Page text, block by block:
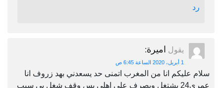
رد
يقول اميرة:
1 أبريل، 2020 الساعة 6:45 ص
سلام عليكم انا من المغرب اتمنى حد يسعدني بهد زروف انا
عمري24 بشتغل وبصرف على اهلي بس وقف شغل بي سبب